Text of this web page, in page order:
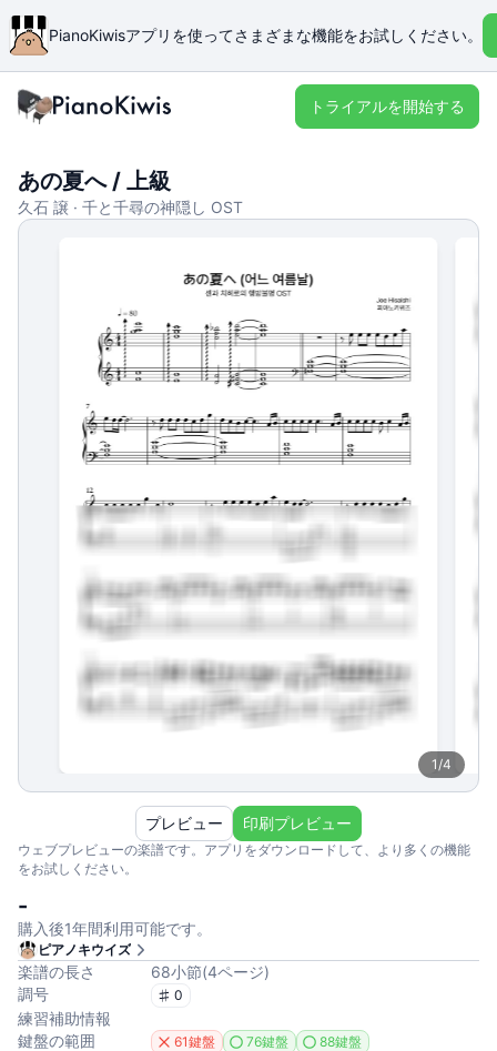
PianoKiwisアプリを使ってさまざまな機能をお試しください。
トライアルを開始する
あの夏へ / 上級
久石 譲 · 千と千尋の神隠し OST
1/4
ウェブプレビューの楽譜です。アプリをダウンロードして、より多くの機能
をお試しください。
プレビュー 印刷プレビュー
-
購入後1年間利用可能です。
ピアノキウイズ
楽譜の長さ 68小節(4ページ)
調号
0
練習補助情報
鍵盤の範囲
61鍵盤 76鍵盤 88鍵盤